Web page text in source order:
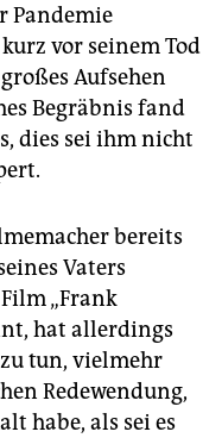
Pandemie
vor seinem Tod
Aufsehen
Begräbnis fand
dies sei ihm nicht
bereits
Vaters
„Frank
hat allerdings
tun, vielmehr
Redewendung,
habe, als sei es